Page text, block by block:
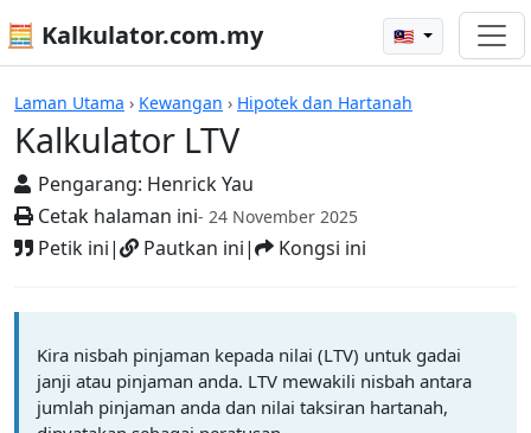
🧮 Kalkulator.com.my 🇲🇾
Laman Utama › Kewangan › Hipotek dan Hartanah
Kalkulator LTV
Pengarang: Henrick Yau
Cetak halaman ini- 24 November 2025
Petik ini| Pautkan ini| Kongsi ini
Kalkulator
Kira nisbah pinjaman kepada nilai (LTV) untuk gadai
janji atau pinjaman anda. LTV mewakili nisbah antara
jumlah pinjaman anda dan nilai taksiran hartanah,